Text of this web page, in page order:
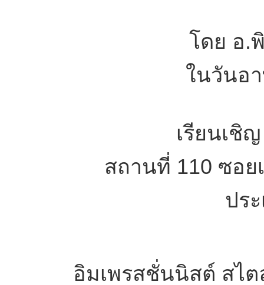
โดย อ.
ในวันอ
เรียนเชิ
สถานที่ 110 ซอย
ปร
อิมเพรสชั่นนิสต์ สไ